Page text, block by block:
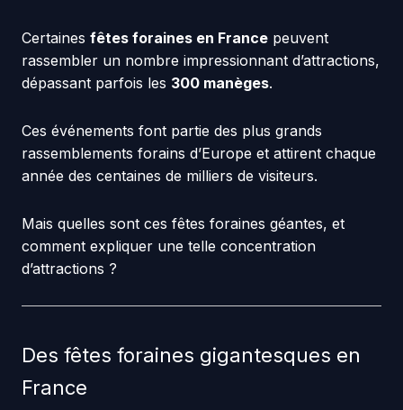
Certaines fêtes foraines en Francepeuvent
rassembler un nombre impressionnant d’attractions,
dépassant parfois les 300 manèges.
Ces événements font partie des plus grands
rassemblements forains d’Europe et attirent chaque
année des centaines de milliers de visiteurs.
Mais quelles sont ces fêtes foraines géantes, et
comment expliquer une telle concentration
d’attractions ?
Des fêtes foraines gigantesques en
France